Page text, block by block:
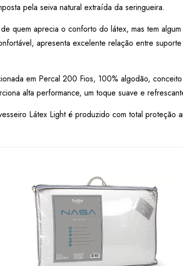
pela seiva natural extraída da seringueira.
quem aprecia o conforto do látex, mas tem
apresenta excelente relação entre
em Percal 200 Fios, 100% algodão,
alta performance, um toque suave e
Látex Light é produzido com total proteção